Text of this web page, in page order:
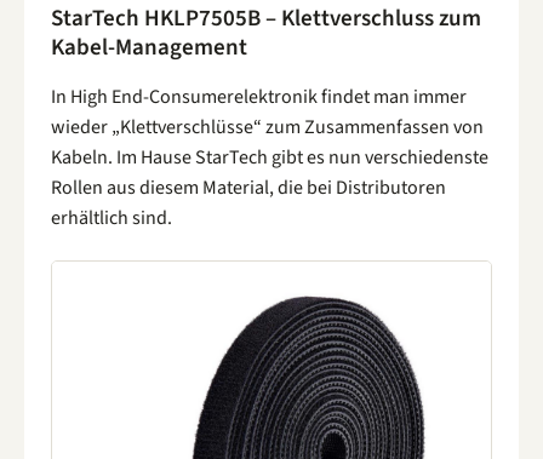
StarTech HKLP7505B – Klettverschluss zum
Kabel-Management
In High End-Consumerelektronik findet man immer
wieder „Klettverschlüsse“ zum Zusammenfassen von
Kabeln. Im Hause StarTech gibt es nun verschiedenste
Rollen aus diesem Material, die bei Distributoren
erhältlich sind.